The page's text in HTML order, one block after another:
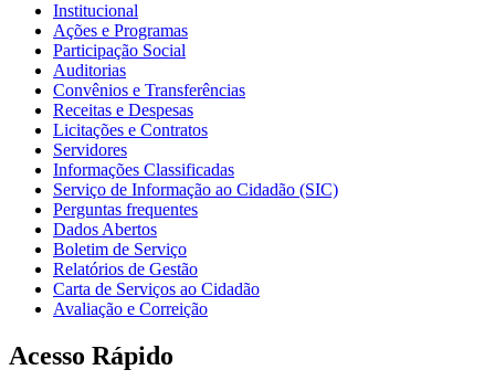
Institucional
Ações e Programas
Participação Social
Auditorias
Convênios e Transferências
Receitas e Despesas
Licitações e Contratos
Servidores
Informações Classificadas
Serviço de Informação ao Cidadão (SIC)
Perguntas frequentes
Dados Abertos
Boletim de Serviço
Relatórios de Gestão
Carta de Serviços ao Cidadão
Avaliação e Correição
Acesso Rápido